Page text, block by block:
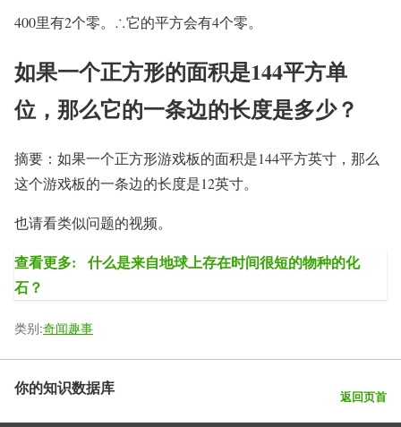
400里有2个零。∴它的平方会有4个零。
如果一个正方形的面积是144平方单
位，那么它的一条边的长度是多少？
摘要：如果一个正方形游戏板的面积是144平方英寸，那么
这个游戏板的一条边的长度是12英寸。
也请看类似问题的视频。
查看更多:
什么是来自地球上存在时间很短的物种的化
石？
类别:奇闻趣事
你的知识数据库 返回页首